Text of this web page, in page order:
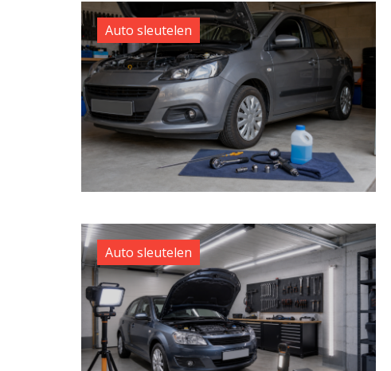
Auto sleutelen
Auto sleutelen